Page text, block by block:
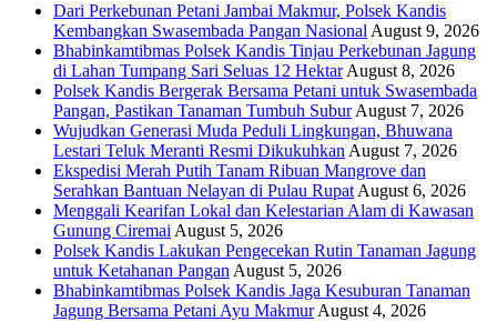
Dari Perkebunan Petani Jambai Makmur, Polsek Kandis
Kembangkan Swasembada Pangan Nasional August 9, 2026
Bhabinkamtibmas Polsek Kandis Tinjau Perkebunan Jagung
di Lahan Tumpang Sari Seluas 12 Hektar August 8, 2026
Polsek Kandis Bergerak Bersama Petani untuk Swasembada
Pangan, Pastikan Tanaman Tumbuh Subur August 7, 2026
Wujudkan Generasi Muda Peduli Lingkungan, Bhuwana
Lestari Teluk Meranti Resmi Dikukuhkan August 7, 2026
Ekspedisi Merah Putih Tanam Ribuan Mangrove dan
Serahkan Bantuan Nelayan di Pulau Rupat August 6, 2026
Menggali Kearifan Lokal dan Kelestarian Alam di Kawasan
Gunung Ciremai August 5, 2026
Polsek Kandis Lakukan Pengecekan Rutin Tanaman Jagung
untuk Ketahanan Pangan August 5, 2026
Bhabinkamtibmas Polsek Kandis Jaga Kesuburan Tanaman
Jagung Bersama Petani Ayu Makmur August 4, 2026